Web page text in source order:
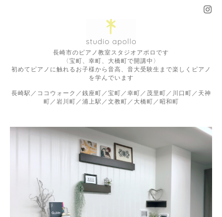
長崎市のピアノ教室スタジオアポロです
〈宝町、幸町、大橋町で開講中〉
初めてピアノに触れるお子様から音高、音大受験生まで楽しくピアノ
を学んでいます
長崎駅／ココウォーク／銭座町／宝町／幸町／茂里町／川口町／天神
町／岩川町／浦上駅／文教町／大橋町／昭和町